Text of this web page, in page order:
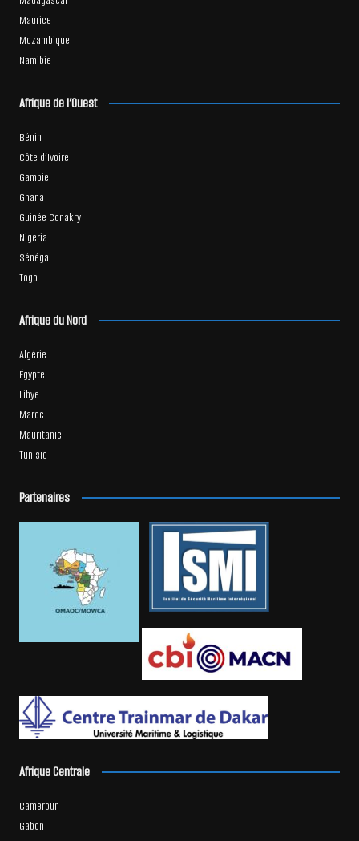
Maurice
Mozambique
Namibie
Afrique de l’Ouest
Bénin
Côte d’Ivoire
Gambie
Ghana
Guinée Conakry
Nigeria
Sénégal
Togo
Afrique du Nord
Algérie
Égypte
Libye
Maroc
Mauritanie
Tunisie
Partenaires
Afrique Centrale
Cameroun
Gabon